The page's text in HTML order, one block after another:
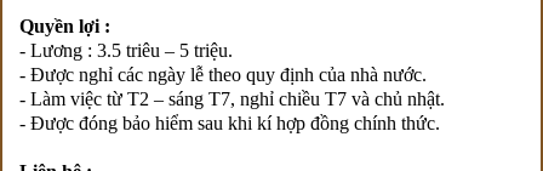
Quyền lợi :
- Lương : 3.5 triêu – 5 triệu.
- Được nghỉ các ngày lễ theo quy định của nhà nước.
- Làm việc từ T2 – sáng T7, nghỉ chiều T7 và chủ nhật.
- Được đóng bảo hiểm sau khi kí hợp đồng chính thức.